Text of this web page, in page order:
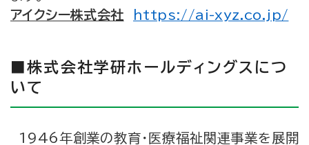
アイクシー株式会社
https://ai-xyz.co.jp/
■株式会社学研ホールディングスにつ
いて
1946年創業の教育・医療福祉関連事業を展開